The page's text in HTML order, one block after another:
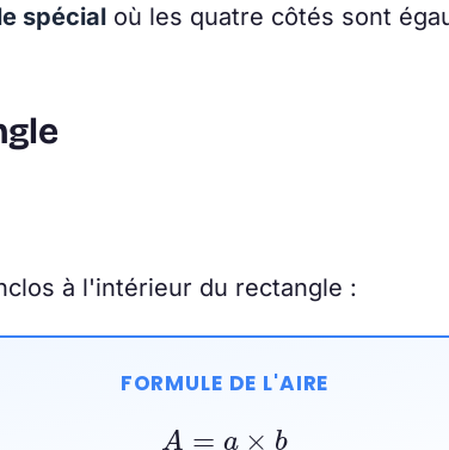
spécial où les quatre côtés sont
à l'intérieur du rectangle :
FORMULE DE L'AIRE
A= a×b